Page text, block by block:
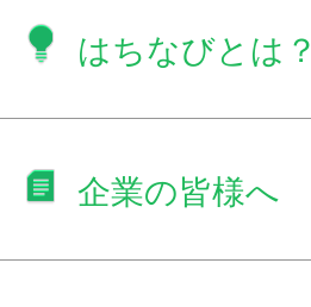
はちなびとは？
企業の皆様へ